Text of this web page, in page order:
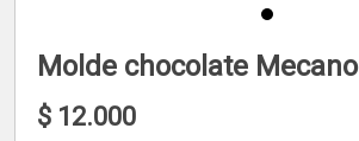
Molde chocolate Mecano
$ 12.000